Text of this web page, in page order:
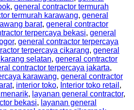
, general contractor termurah
termurah karawang, general
barat, general contractor
terpercaya bekasi, general
, general contractor terpercaya
terpercaya cikarang, general
selatan, general contractor
contractor terpercaya jakarta,
karawang, general contractor
, interior toko, Interior toko retail ,
, layanan general contractor,
bekasi, layanan general